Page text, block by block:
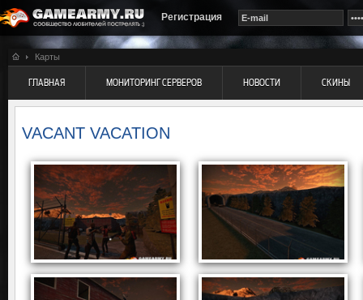
Регистрация
Карты
ГЛАВНАЯ МОНИТОРИНГ СЕРВЕРОВ НОВОСТИ СКИНЫ
VACANT VACATION